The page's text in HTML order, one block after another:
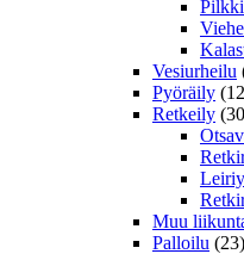
Vesiurheilu
Pyöräily
Retkeily
Muu
Palloilu (23)